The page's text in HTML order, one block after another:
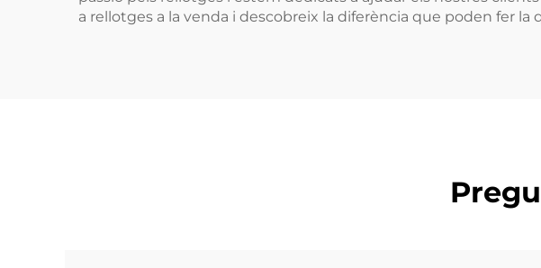
a rellotges a la venda i descobreix la diferència que poden fer la